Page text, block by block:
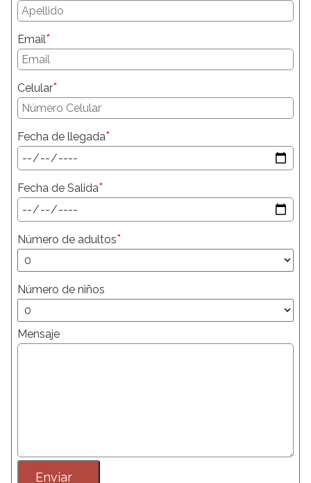
Email*
Celular*
Fecha de llegada*
Fecha de Salida*
Número de adultos*
Número de niños
Mensaje